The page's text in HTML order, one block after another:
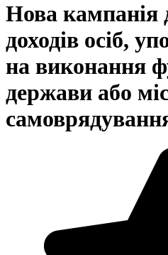
Нова кампанія
доходів осіб,
на виконання
держави або